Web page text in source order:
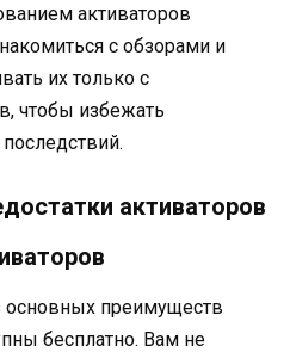
активаторов
с обзорами и
их только с
чтобы избежать
активаторов
основных преимуществ
бесплатно. Вам не